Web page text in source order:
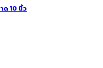
ด 10 นิ้ว